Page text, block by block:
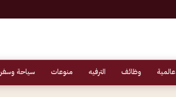
وظائف الترفيه منوعات سياحة وسفر